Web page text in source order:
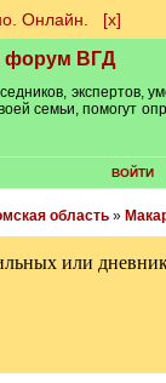
Онлайн. [х]
форум ВГД
экспертов,
семьи, помогут
ВОЙТИ
область»
или